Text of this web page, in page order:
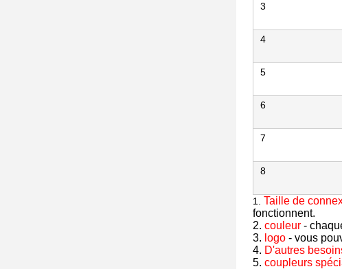
3
4
5
6
7
8
1. Taille de
fonctionnent.
2. couleur -
3. logo - vous
4. D'autres
5. coupleurs